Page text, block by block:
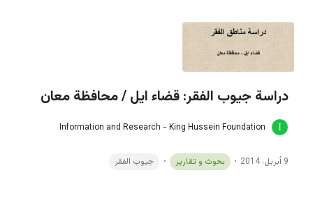
دراسة جيوب الفقر: قضاء ايل / محافظة معان
Information and Research - King Hussein Foundation
9 أبريل، 2014 بحوث و تقارير جيوب الفقر